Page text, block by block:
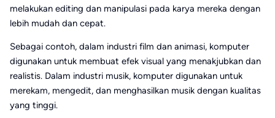
melakukan editing dan manipulasi pada karya mereka dengan
lebih mudah dan cepat.
Sebagai contoh, dalam industri film dan animasi, komputer
digunakan untuk membuat efek visual yang menakjubkan dan
realistis. Dalam industri musik, komputer digunakan untuk
merekam, mengedit, dan menghasilkan musik dengan kualitas
yang tinggi.